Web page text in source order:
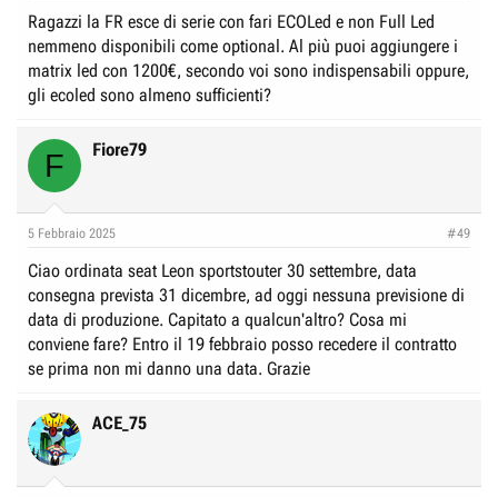
Ragazzi la FR esce di serie con fari ECOLed e non Full Led
nemmeno disponibili come optional. Al più puoi aggiungere i
matrix led con 1200€, secondo voi sono indispensabili oppure,
gli ecoled sono almeno sufficienti?
F Fiore79
5 Febbraio 2025 #49
Ciao ordinata seat Leon sportstouter 30 settembre, data
consegna prevista 31 dicembre, ad oggi nessuna previsione di
data di produzione. Capitato a qualcun'altro? Cosa mi
conviene fare? Entro il 19 febbraio posso recedere il contratto
se prima non mi danno una data. Grazie
ACE_75